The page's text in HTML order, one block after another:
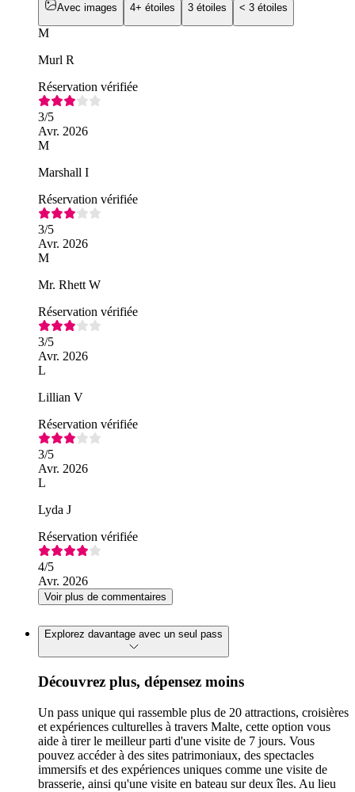
Avec images 4+ étoiles 3 étoiles < 3 étoiles
M
Murl R
Réservation vérifiée
3/5
Avr. 2026
M
Marshall I
Réservation vérifiée
3/5
Avr. 2026
M
Mr. Rhett W
Réservation vérifiée
3/5
Avr. 2026
L
Lillian V
Réservation vérifiée
3/5
Avr. 2026
L
Lyda J
Réservation vérifiée
4/5
Avr. 2026
Voir plus de commentaires
Explorez davantage avec un seul pass
Découvrez plus, dépensez moins
Un pass unique qui rassemble plus de 20 attractions, croisières
et expériences culturelles à travers Malte, cette option vous
aide à tirer le meilleur parti d'une visite de 7 jours. Vous
pouvez accéder à des sites patrimoniaux, des spectacles
immersifs et des expériences uniques comme une visite de
brasserie, ainsi qu'une visite en bateau sur deux îles. Au lieu